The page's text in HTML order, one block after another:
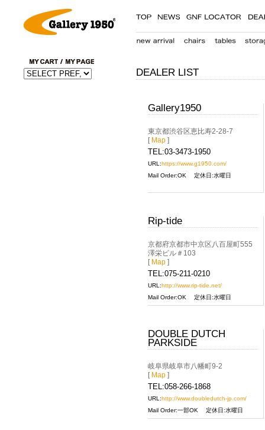
DEALER LIST
Gallery1950
東京都渋谷区恵比寿2-28-7
[ Map ]
TEL:03-3473-1950
URL:https://www.g1950.com/
Mail Order:OK
定休日:水曜日
Rip-tide
京都府京都市中京区八百屋町555
澤栄ビル＃103
[ Map ]
TEL:075-211-0210
URL:http://www.rip-tide.net/
Mail Order:OK
定休日:水曜日
DOUBLE DUTCH
PARKSIDE
岐阜県岐阜市八幡町9-2
[ Map ]
TEL:058-266-1868
URL:http://www.doubledutch-jp.com/
Mail Order:一部OK
定休日:水曜日